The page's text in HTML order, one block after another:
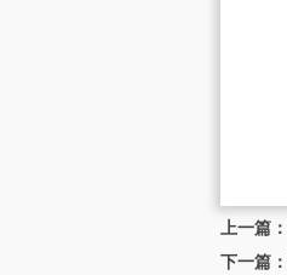
上一篇：
下一篇：